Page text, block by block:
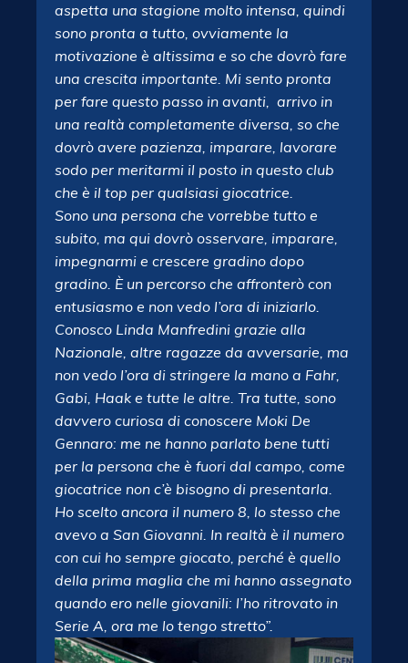
aspetta una stagione molto intensa, quindi
sono pronta a tutto, ovviamente la
motivazione è altissima e so che dovrò fare
una crescita importante. Mi sento pronta
per fare questo passo in avanti, arrivo in
una realtà completamente diversa, so che
dovrò avere pazienza, imparare, lavorare
sodo per meritarmi il posto in questo club
che è il top per qualsiasi giocatrice.
Sono una persona che vorrebbe tutto e
subito, ma qui dovrò osservare, imparare,
impegnarmi e crescere gradino dopo
gradino. È un percorso che affronterò con
entusiasmo e non vedo l’ora di iniziarlo.
Conosco Linda Manfredini grazie alla
Nazionale, altre ragazze da avversarie, ma
non vedo l’ora di stringere la mano a Fahr,
Gabi, Haak e tutte le altre. Tra tutte, sono
davvero curiosa di conoscere Moki De
Gennaro: me ne hanno parlato bene tutti
per la persona che è fuori dal campo, come
giocatrice non c’è bisogno di presentarla.
Ho scelto ancora il numero 8, lo stesso che
avevo a San Giovanni. In realtà è il numero
con cui ho sempre giocato, perché è quello
della prima maglia che mi hanno assegnato
quando ero nelle giovanili: l’ho ritrovato in
Serie A, ora me lo tengo stretto”.